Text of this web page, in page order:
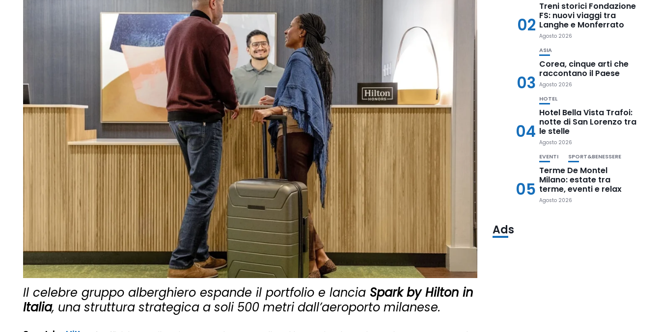
Il celebre gruppo alberghiero espande il portfolio e lancia Spark by Hilton in
Italia, una struttura strategica a soli 500 metri dall’aeroporto milanese.
02
Treni storici Fondazione
FS: nuovi viaggi tra
Langhe e Monferrato
Agosto 2026
03
ASIA
Corea, cinque arti che
raccontano il Paese
Agosto 2026
04
HOTEL
Hotel Bella Vista Trafoi:
notte di San Lorenzo tra
le stelle
Agosto 2026
05
EVENTI SPORT&BENESSERE
Terme De Montel
Milano: estate tra
terme, eventi e relax
Agosto 2026
Ads